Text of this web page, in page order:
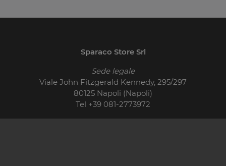
Sparaco Store Srl
Sede legale
Viale John Fitzgerald Kennedy, 295/297
80125 Napoli (Napoli)
Tel +39 081-2773972